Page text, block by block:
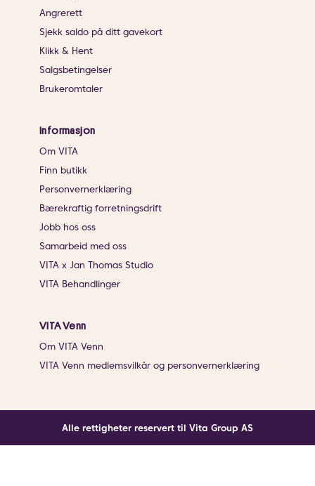
Angrerett
Sjekk saldo på ditt gavekort
Klikk & Hent
Salgsbetingelser
Brukeromtaler
Informasjon
Om VITA
Finn butikk
Personvernerklæring
Bærekraftig forretningsdrift
Jobb hos oss
Samarbeid med oss
VITA x Jan Thomas Studio
VITA Behandlinger
VITA Venn
Om VITA Venn
VITA Venn medlemsvilkår og personvernerklæring
Alle rettigheter reservert til Vita Group AS